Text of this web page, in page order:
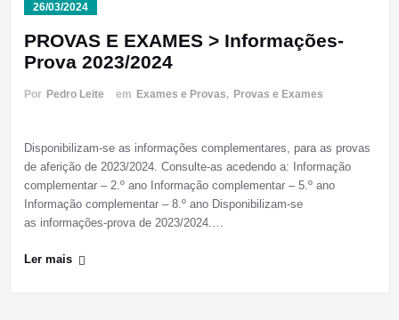
26/03/2024
PROVAS E EXAMES > Informações-
Prova 2023/2024
Por Pedro Leite em Exames e Provas, Provas e Exames
Disponibilizam-se as informações complementares, para as provas
de aferição de 2023/2024. Consulte-as acedendo a: Informação
complementar – 2.º ano Informação complementar – 5.º ano
Informação complementar – 8.º ano Disponibilizam-se
as informações-prova de 2023/2024.…
Ler mais